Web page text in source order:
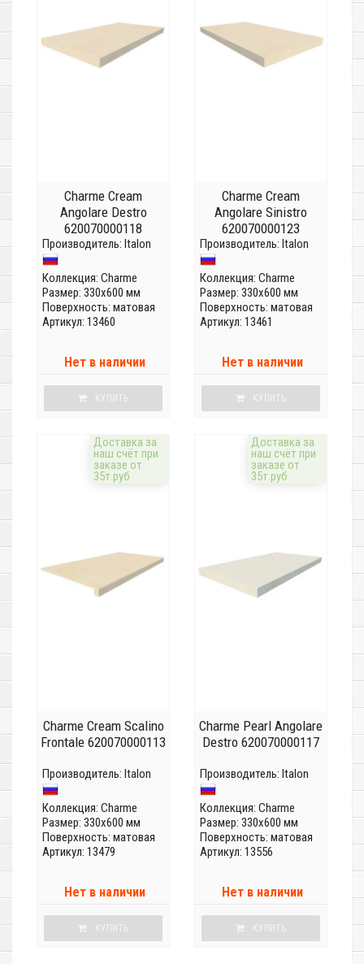
Charme Cream
Angolare Destro
620070000118
Производитель: Italon
Коллекция: Charme
Размер: 330x600 мм
Поверхность: матовая
Артикул: 13460
Нет в наличии
КУПИТЬ
Charme Cream
Angolare Sinistro
620070000123
Производитель: Italon
Коллекция: Charme
Размер: 330x600 мм
Поверхность: матовая
Артикул: 13461
Нет в наличии
КУПИТЬ
Доставка за
наш счёт при
заказе от
35т.руб
Charme Cream Scalino
Frontale 620070000113
Производитель: Italon
Коллекция: Charme
Размер: 330x600 мм
Поверхность: матовая
Артикул: 13479
Нет в наличии
КУПИТЬ
Доставка за
наш счёт при
заказе от
35т.руб
Charme Pearl Angolare
Destro 620070000117
Производитель: Italon
Коллекция: Charme
Размер: 330x600 мм
Поверхность: матовая
Артикул: 13556
Нет в наличии
КУПИТЬ